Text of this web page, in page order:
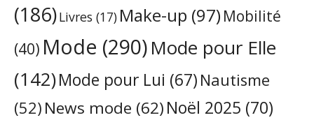
(186)Livres (17) Make-up (97) Mobilité
(40) Mode (290)Mode pour Elle
(142)Mode pour Lui (67) Nautisme
(52) News mode (62)Noël 2025 (70)